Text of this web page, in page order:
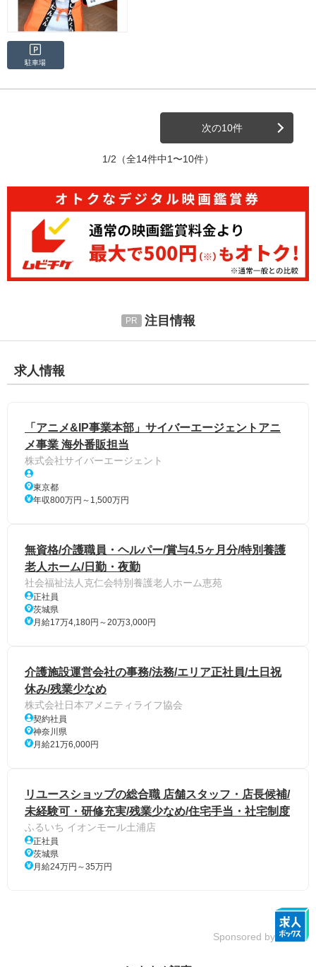
駐車場
次の10件
1/2 （全14件中1〜10件）
注目情報
求人情報
「アニメ&IP事業本部」サイバーエージェントアニ
メ事業 海外番販担当
株式会社サイバーエージェント
東京都
年収800万円～1,500万円
無資格/介護職員・ヘルパー/賞与4.5ヶ月分/特別養護
老人ホーム/日勤・夜勤
社会福祉法人克仁会特別養護老人ホーム恵苑
正社員
茨城県
月給17万4,180円～20万3,000円
介護施設運営会社の事務/法務/エリア正社員/土日祝
休み/残業少なめ
株式会社日本アメニティライフ協会
契約社員
神奈川県
月給21万6,000円
リユースショップの総合職 店舗スタッフ・店長候補/
未経験可・研修充実/残業少なめ/住宅手当・社宅制度
ふるいち イオンモール土浦店
正社員
茨城県
月給24万円～35万円
Sponsored by